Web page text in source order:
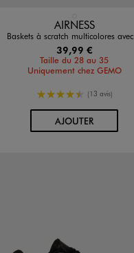
Disponible en 1 coloris
AIRNESS
Baskets à scratch multicolores avec semelle à bulle d’air garçon - Airness
39,99 €
Taille du 28 au 35
Uniquement chez GEMO
4.5/5 de moyenne
(13 avis)
AJOUTERAU PANIER